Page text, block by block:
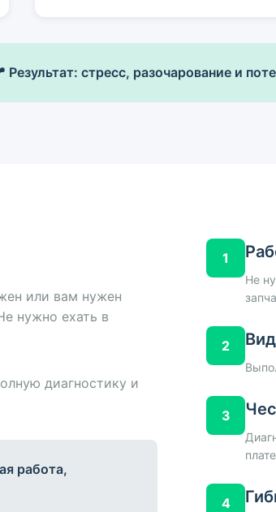
Результат: стресс, разочарование и
или вам нужен
нужно ехать в
диагностику и
работа,
1
Не
2
3
4